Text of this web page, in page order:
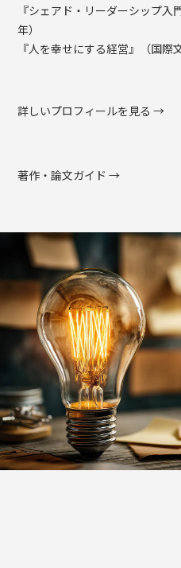
『シェアド・リーダーシップ
年）
『人を幸せにする経営』（国際
詳しいプロフィールを見る →
著作・論文ガイド →